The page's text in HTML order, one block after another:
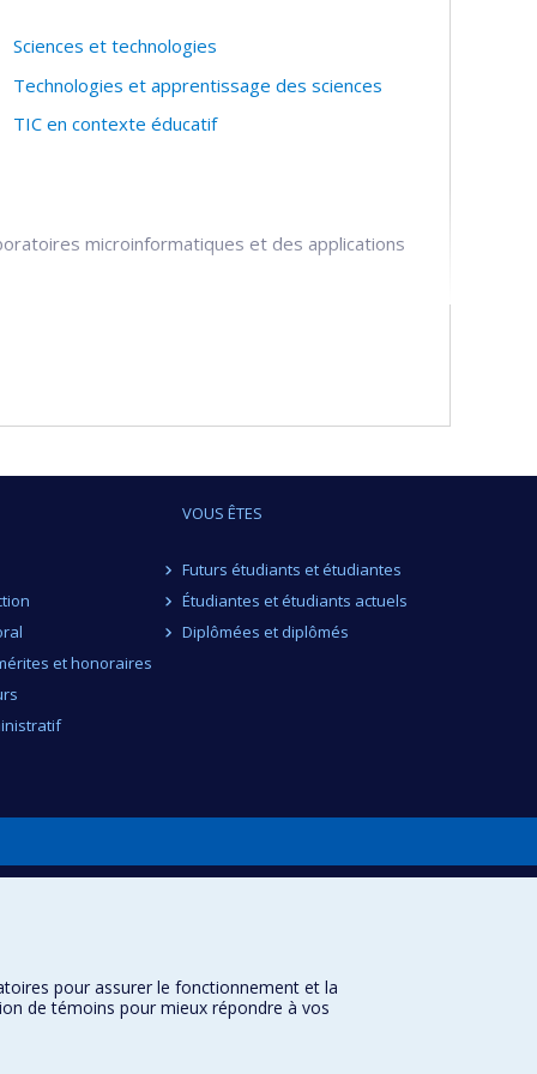
Sciences et technologies
Technologies et apprentissage des sciences
TIC en contexte éducatif
microinformatiques et des applications
les technologies de l'information et de la
et honoraires
VOUS ÊTES
Futurs étudiants et étudiantes
Étudiantes et étudiants actuels
Diplômées et diplômés
pour assurer le fonctionnement et la
de témoins pour mieux répondre à vos